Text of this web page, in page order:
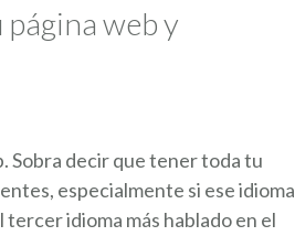
web y
Sobra decir que tener toda tu
especialmente si ese idioma
tercer idioma más hablado en el